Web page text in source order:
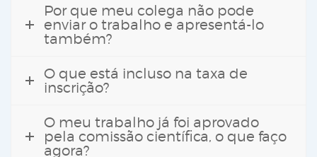
Por que meu colega não pode
enviar o trabalho e apresentá-lo
também?
O que está incluso na taxa de
inscrição?
O meu trabalho já foi aprovado
pela comissão científica, o que faço
agora?